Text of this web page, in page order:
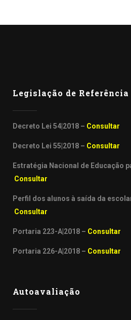
Legislação de Referência
Decreto Lei 54|2018 – Consultar
Decreto Lei 55|2018 – Consultar
Estratégia Nacional de Educação
Consultar
Perfil dos alunos à saída da
Consultar
Portaria 223-A|2018 – Consultar
Portaria 226-A|2018 – Consultar
Autoavaliação